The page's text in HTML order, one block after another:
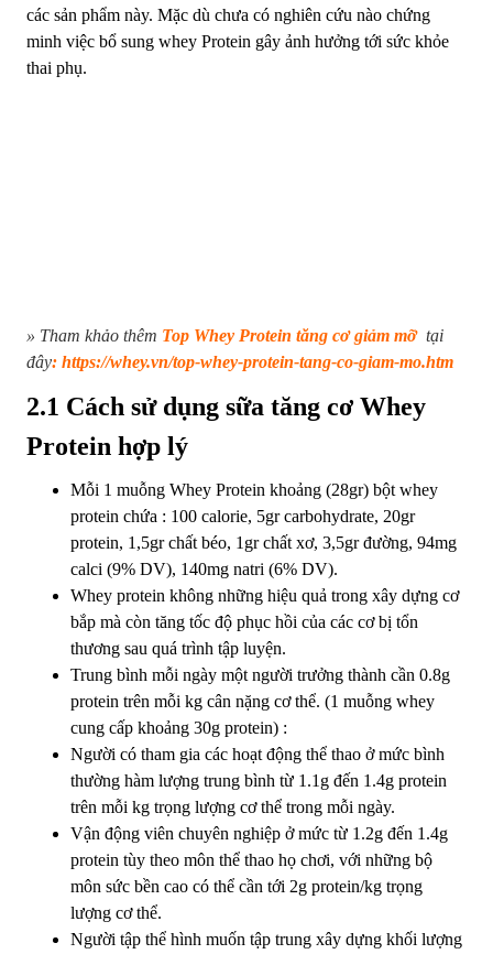
các sản phẩm này. Mặc dù chưa có nghiên cứu nào chứng
minh việc bổ sung whey Protein gây ảnh hưởng tới sức khỏe
thai phụ.
» Tham khảo thêm Top Whey Protein tăng cơ giảm mỡ tại
đây: https://whey.vn/top-whey-protein-tang-co-giam-mo.htm
2.1 Cách sử dụng sữa tăng cơ Whey
Protein hợp lý
Mỗi 1 muỗng Whey Protein khoảng (28gr) bột whey
protein chứa : 100 calorie, 5gr carbohydrate, 20gr
protein, 1,5gr chất béo, 1gr chất xơ, 3,5gr đường, 94mg
calci (9% DV), 140mg natri (6% DV).
Whey protein không những hiệu quả trong xây dựng cơ
bắp mà còn tăng tốc độ phục hồi của các cơ bị tổn
thương sau quá trình tập luyện.
Trung bình mỗi ngày một người trưởng thành cần 0.8g
protein trên mỗi kg cân nặng cơ thể. (1 muỗng whey
cung cấp khoảng 30g protein) :
Người có tham gia các hoạt động thể thao ở mức bình
thường hàm lượng trung bình từ 1.1g đến 1.4g protein
trên mỗi kg trọng lượng cơ thể trong mỗi ngày.
Vận động viên chuyên nghiệp ở mức từ 1.2g đến 1.4g
protein tùy theo môn thể thao họ chơi, với những bộ
môn sức bền cao có thể cần tới 2g protein/kg trọng
lượng cơ thể.
Người tập thể hình muốn tập trung xây dựng khối lượng